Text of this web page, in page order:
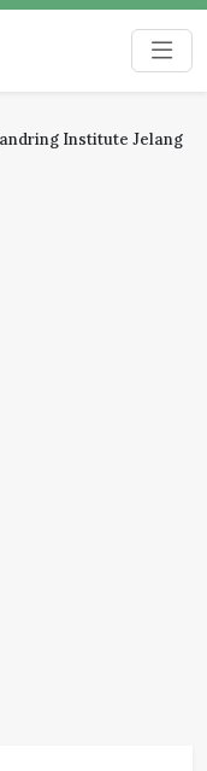
Institute Jelang